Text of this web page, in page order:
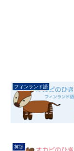
フィンランド語
英語